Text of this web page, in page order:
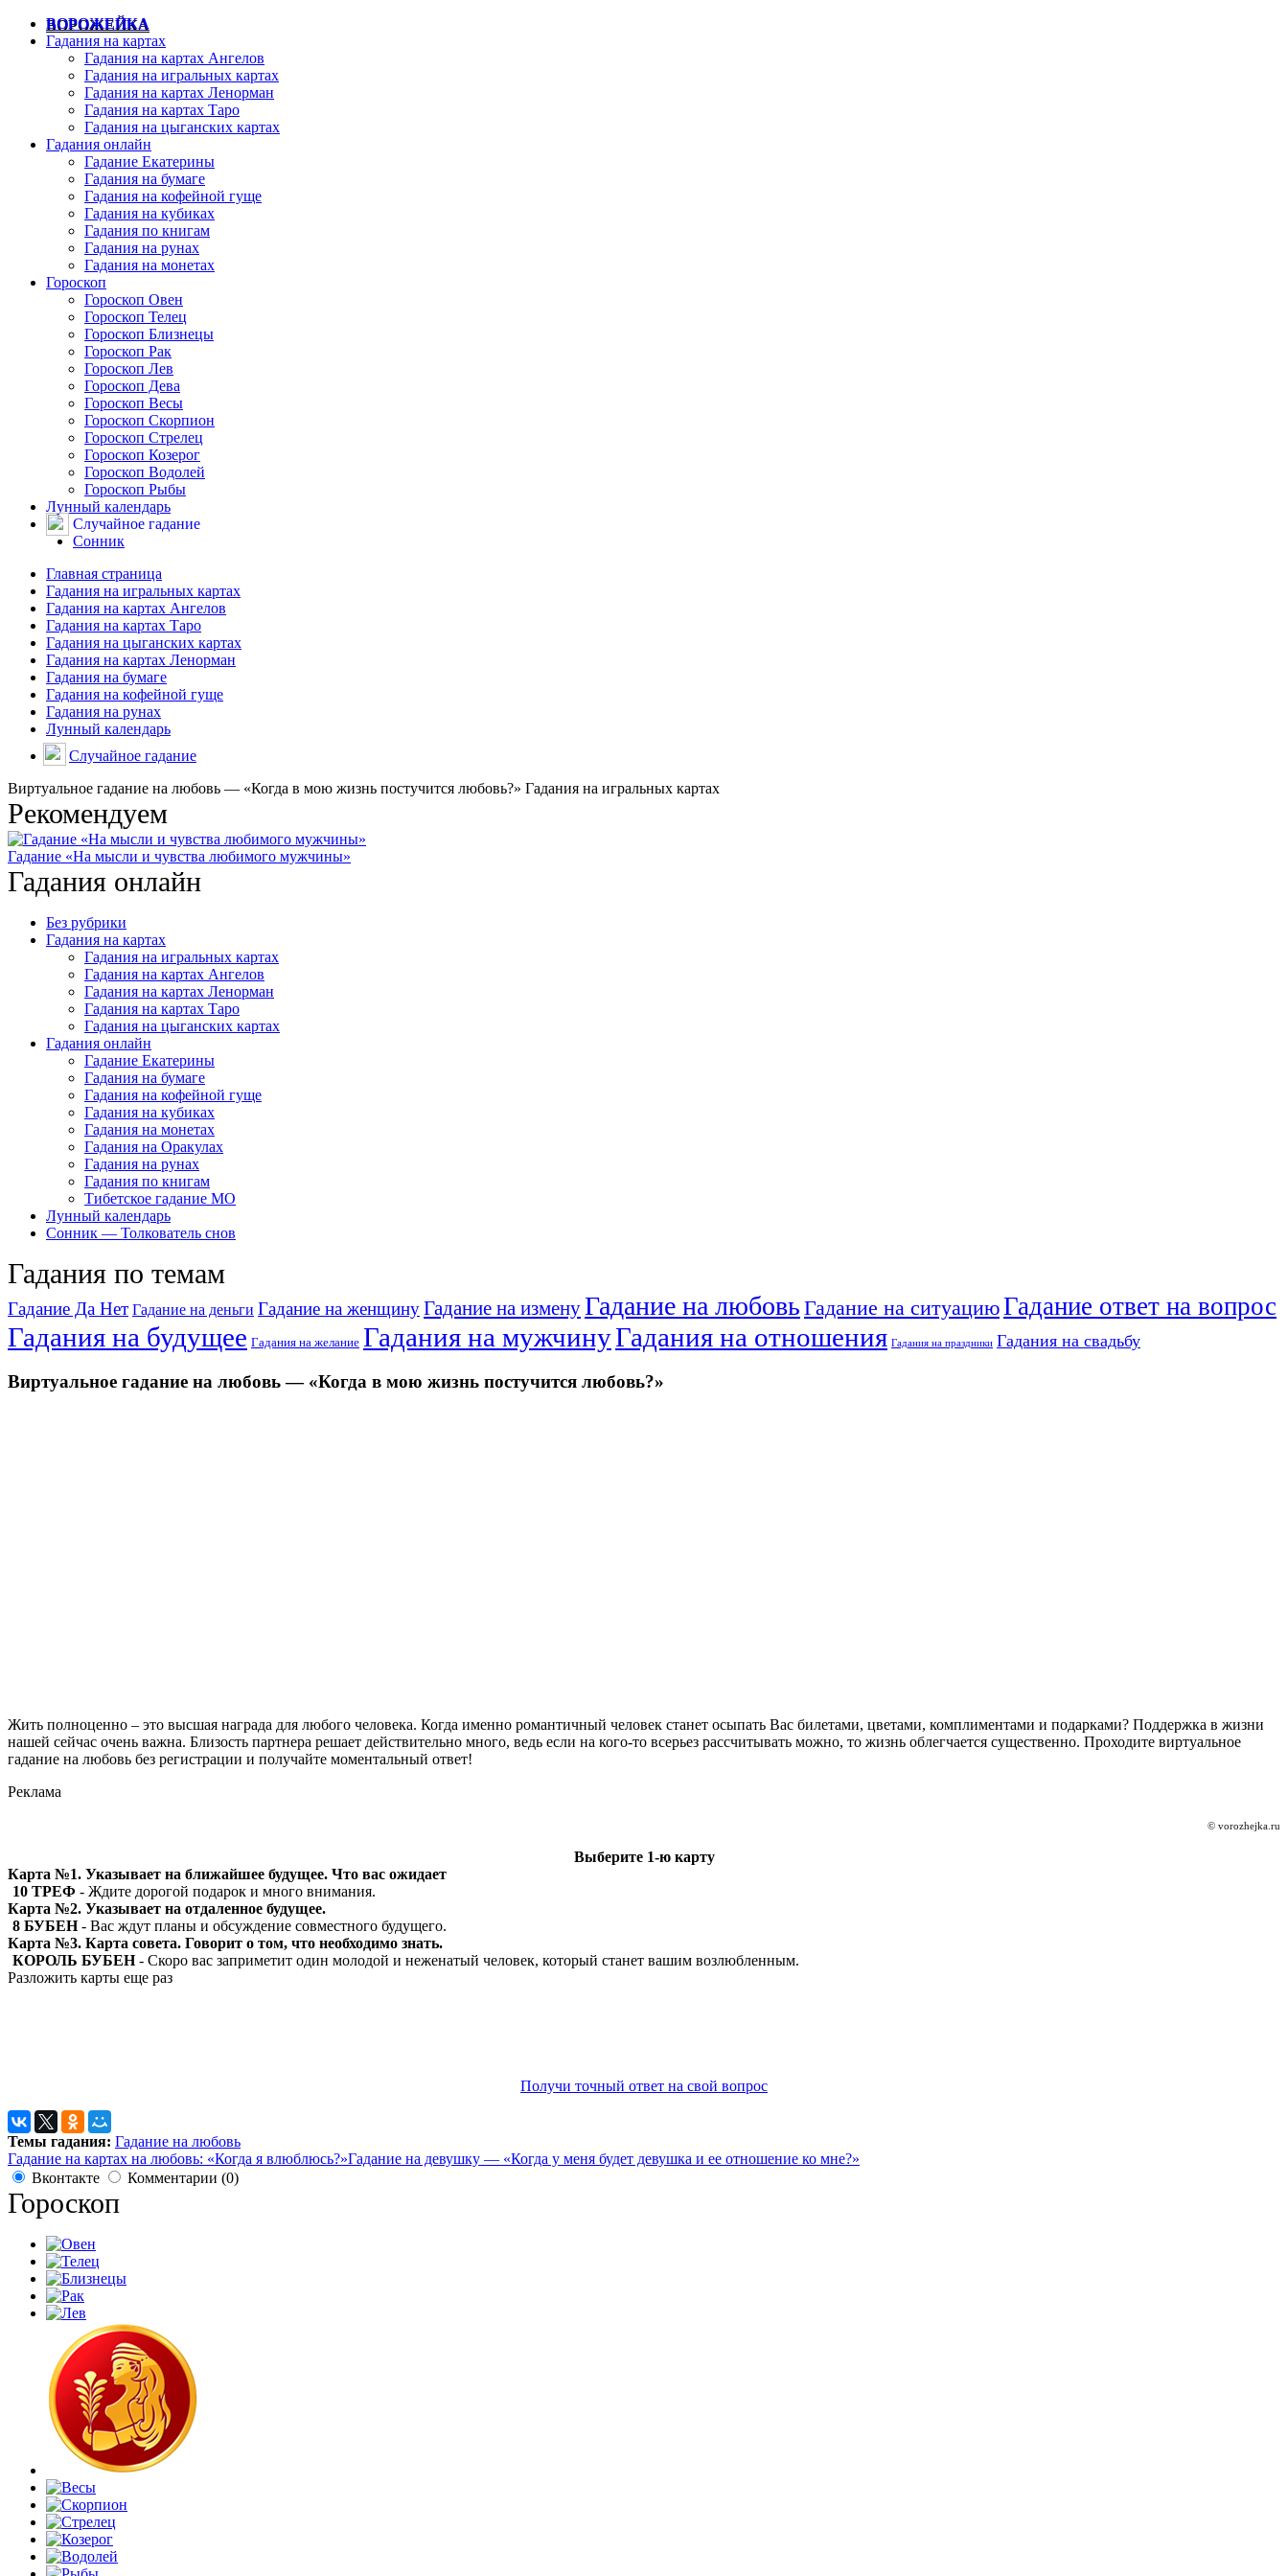
ВОРОЖЕЙКА
Гадания на картах
Гадания на картах Ангелов
Гадания на игральных картах
Гадания на картах Ленорман
Гадания на картах Таро
Гадания на цыганских картах
Гадания онлайн
Гадание Екатерины
Гадания на бумаге
Гадания на кофейной гуще
Гадания на кубиках
Гадания по книгам
Гадания на рунах
Гадания на монетах
Гороскоп
Гороскоп Овен
Гороскоп Телец
Гороскоп Близнецы
Гороскоп Рак
Гороскоп Лев
Гороскоп Дева
Гороскоп Весы
Гороскоп Скорпион
Гороскоп Стрелец
Гороскоп Козерог
Гороскоп Водолей
Гороскоп Рыбы
Лунный календарь
Случайное гадание
Сонник
Главная страница
Гадания на игральных картах
Гадания на картах Ангелов
Гадания на картах Таро
Гадания на цыганских картах
Гадания на картах Ленорман
Гадания на бумаге
Гадания на кофейной гуще
Гадания на рунах
Лунный календарь
Случайное гадание
Виртуальное гадание на любовь — «Когда в мою жизнь постучится любовь?» Гадания на игральных картах
Рекомендуем
Гадание «На мысли и чувства любимого мужчины»
Гадания онлайн
Без рубрики
Гадания на картах
Гадания на игральных картах
Гадания на картах Ангелов
Гадания на картах Ленорман
Гадания на картах Таро
Гадания на цыганских картах
Гадания онлайн
Гадание Екатерины
Гадания на бумаге
Гадания на кофейной гуще
Гадания на кубиках
Гадания на монетах
Гадания на Оракулах
Гадания на рунах
Гадания по книгам
Тибетское гадание МО
Лунный календарь
Сонник — Толкователь снов
Гадания по темам
Гадание Да Нет Гадание на деньги Гадание на женщинуГадание на изменуГадание на любовь Гадание на ситуациюГадание ответ на вопрос
Гадания на будущее Гадания на желание Гадания на мужчинуГадания на отношения Гадания на праздники Гадания на свадьбу
Виртуальное гадание на любовь — «Когда в мою жизнь постучится любовь?»
Жить полноценно – это высшая награда для любого человека. Когда именно романтичный человек станет осыпать Вас билетами, цветами, комплиментами и подарками? Поддержка в жизни
нашей сейчас очень важна. Близость партнера решает действительно много, ведь если на кого-то всерьез рассчитывать можно, то жизнь облегчается существенно. Проходите виртуальное
гадание на любовь без регистрации и получайте моментальный ответ!
Реклама
© vorozhejka.ru
Выберите 1-ю карту
Карта №1. Указывает на ближайшее будущее. Что вас ожидает
10 ТРЕФ - Ждите дорогой подарок и много внимания.
Карта №2. Указывает на отдаленное будущее.
8 БУБЕН- Вас ждут планы и обсуждение совместного будущего.
Карта №3. Карта совета. Говорит о том, что необходимо знать.
КОРОЛЬ БУБЕН- Скоро вас заприметит один молодой и неженатый человек, который станет вашим возлюбленным.
Разложить карты еще раз
Получи точный ответ на свой вопрос
Темы гадания: Гадание на любовь
Гадание на картах на любовь: «Когда я влюблюсь?»Гадание на девушку — «Когда у меня будет девушка и ее отношение ко мне?»
Вконтакте
Комментарии (0)
Гороскоп